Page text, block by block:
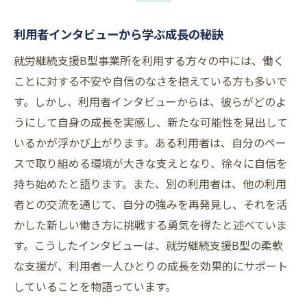
利用者インタビューから学ぶ成長の秘訣
就労継続支援B型事業所を利用する方々の中には、働く
ことに対する不安や自信のなさを抱えている方も多いで
す。しかし、利用者インタビューからは、彼らがどのよ
うにして自身の成長を実感し、新たな可能性を見出して
いるかが浮かび上がります。ある利用者は、自分のペー
スで取り組める環境が大きな支えとなり、徐々に自信を
持ち始めたと語ります。また、別の利用者は、他の利用
者との交流を通じて、自分の強みを再発見し、それを活
かした新しい働き方に挑戦する勇気を得たと述べていま
す。こうしたインタビューは、就労継続支援B型の柔軟
な支援が、利用者一人ひとりの成長を効果的にサポート
していることを物語っています。